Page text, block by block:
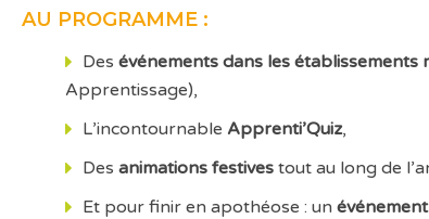
AU PROGRAMME :
Des événements dans les établissements
Apprentissage),
L’incontournable Apprenti’Quiz,
Des animations festives tout au long de
Et pour finir en apothéose : un